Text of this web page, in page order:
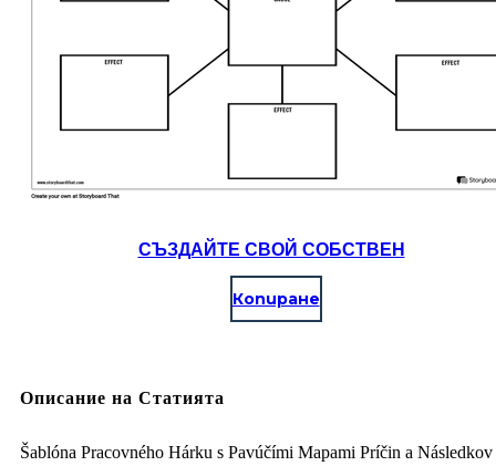
СЪЗДАЙТЕ СВОЙ СОБСТВЕН
Копиране
Описание на Статията
Šablóna Pracovného Hárku s Pavúčími Mapami Príčin a Následkov